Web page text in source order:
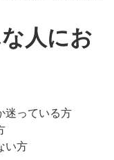
人にお
迷っている方
い方